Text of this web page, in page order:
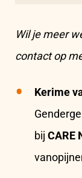
Wil je meer
contact op
Kerime
bij CARE